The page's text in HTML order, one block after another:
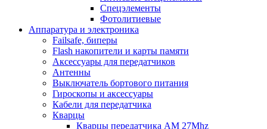
Спецэлементы
Фотолитиевые
Аппаратура и электроника
Failsafe, биперы
Flash накопители и карты памяти
Аксессуары для передатчиков
Антенны
Выключатель бортового питания
Гироскопы и аксессуары
Кабели для передатчика
Кварцы
Кварцы передатчика AM 27Mhz